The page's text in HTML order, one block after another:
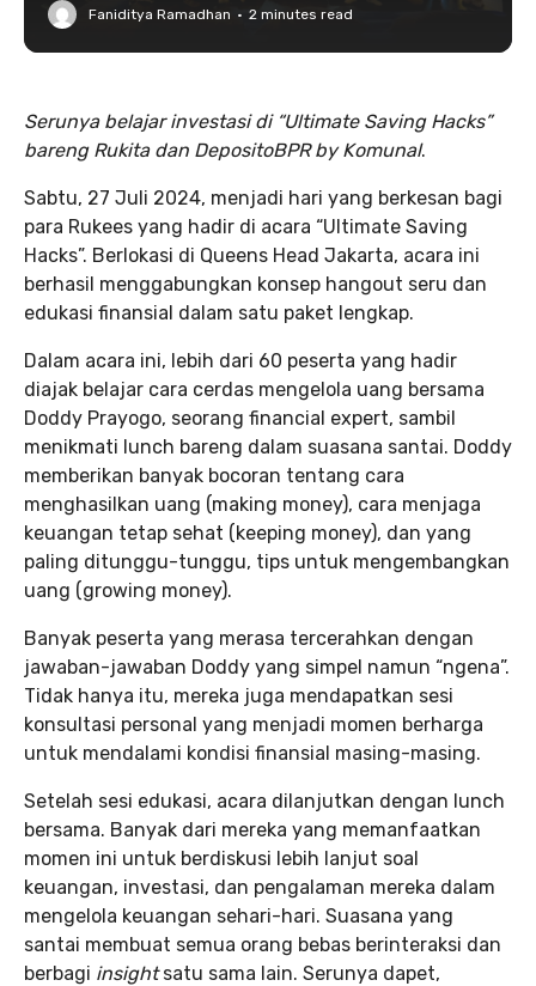
Faniditya Ramadhan · 2 minutes read
Serunya belajar investasi di “Ultimate Saving Hacks”
bareng Rukita dan DepositoBPR by Komunal.
Sabtu, 27 Juli 2024, menjadi hari yang berkesan bagi
para Rukees yang hadir di acara “Ultimate Saving
Hacks”. Berlokasi di Queens Head Jakarta, acara ini
berhasil menggabungkan konsep hangout seru dan
edukasi finansial dalam satu paket lengkap.
Dalam acara ini, lebih dari 60 peserta yang hadir
diajak belajar cara cerdas mengelola uang bersama
Doddy Prayogo, seorang financial expert, sambil
menikmati lunch bareng dalam suasana santai. Doddy
memberikan banyak bocoran tentang cara
menghasilkan uang (making money), cara menjaga
keuangan tetap sehat (keeping money), dan yang
paling ditunggu-tunggu, tips untuk mengembangkan
uang (growing money).
Banyak peserta yang merasa tercerahkan dengan
jawaban-jawaban Doddy yang simpel namun “ngena”.
Tidak hanya itu, mereka juga mendapatkan sesi
konsultasi personal yang menjadi momen berharga
untuk mendalami kondisi finansial masing-masing.
Setelah sesi edukasi, acara dilanjutkan dengan lunch
bersama. Banyak dari mereka yang memanfaatkan
momen ini untuk berdiskusi lebih lanjut soal
keuangan, investasi, dan pengalaman mereka dalam
mengelola keuangan sehari-hari. Suasana yang
santai membuat semua orang bebas berinteraksi dan
berbagi insightsatu sama lain. Serunya dapet,